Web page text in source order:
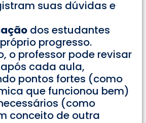
suas dúvidas e
dos estudantes
progresso.
o professor pode revisar
cada aula,
pontos fortes (como
que funcionou bem)
(como
conceito de outra